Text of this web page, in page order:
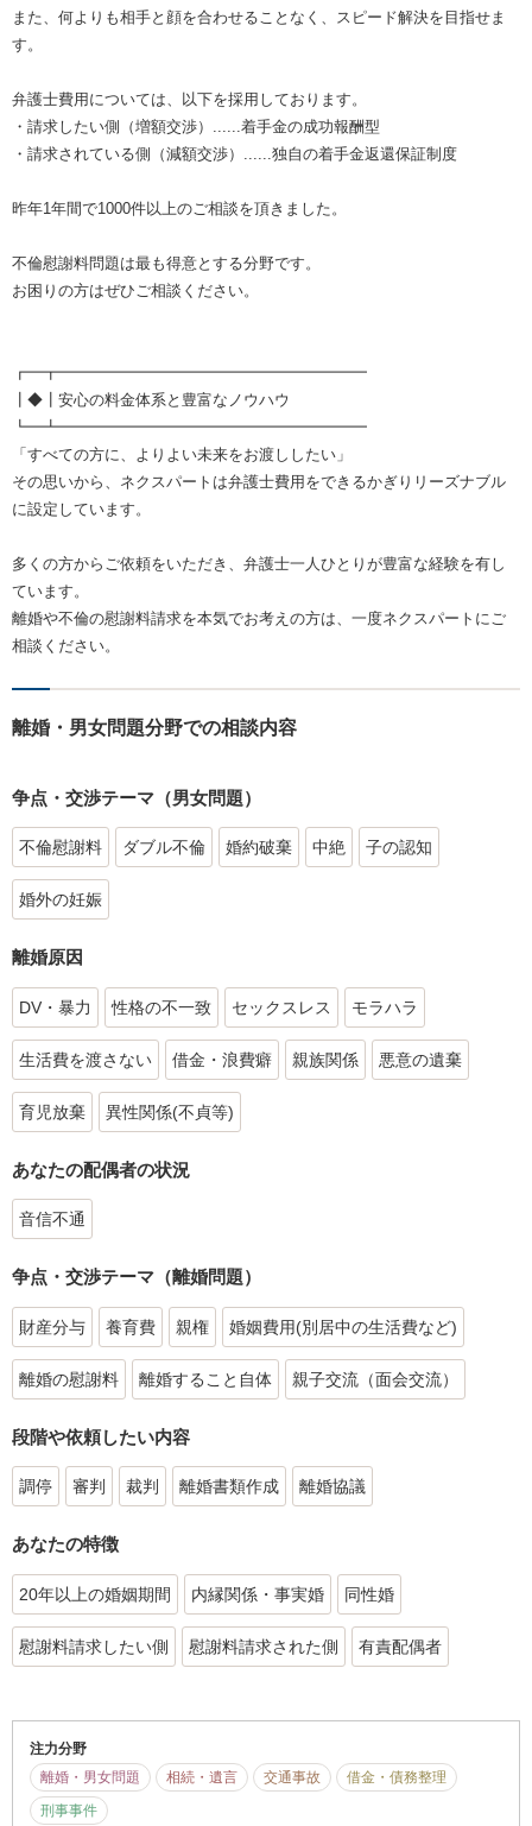
また、何よりも相手と顔を合わせることなく、スピード解決を目指せま
す。
弁護士費用については、以下を採用しております。
・請求したい側（増額交渉）......着手金の成功報酬型
・請求されている側（減額交渉）......独自の着手金返還保証制度
昨年1年間で1000件以上のご相談を頂きました。
不倫慰謝料問題は最も得意とする分野です。
お困りの方はぜひご相談ください。
┏━┳━━━━━━━━━━━━━━━━━━━━
┃◆┃安心の料金体系と豊富なノウハウ
┗━┻━━━━━━━━━━━━━━━━━━━━
「すべての方に、よりよい未来をお渡ししたい」
その思いから、ネクスパートは弁護士費用をできるかぎりリーズナブル
に設定しています。
多くの方からご依頼をいただき、弁護士一人ひとりが豊富な経験を有し
ています。
離婚や不倫の慰謝料請求を本気でお考えの方は、一度ネクスパートにご
相談ください。
離婚・男女問題分野での相談内容
争点・交渉テーマ（男女問題）
不倫慰謝料 ダブル不倫 婚約破棄 中絶 子の認知
婚外の妊娠
離婚原因
DV・暴力 性格の不一致 セックスレス モラハラ
生活費を渡さない 借金・浪費癖 親族関係 悪意の遺棄
育児放棄 異性関係(不貞等)
あなたの配偶者の状況
音信不通
争点・交渉テーマ（離婚問題）
財産分与 養育費 親権 婚姻費用(別居中の生活費など)
離婚の慰謝料 離婚すること自体 親子交流（面会交流）
段階や依頼したい内容
調停 審判 裁判 離婚書類作成 離婚協議
あなたの特徴
20年以上の婚姻期間 内縁関係・事実婚 同性婚
慰謝料請求したい側 慰謝料請求された側 有責配偶者
注力分野
離婚・男女問題
相続・遺言 交通事故
借金・債務整理
刑事事件